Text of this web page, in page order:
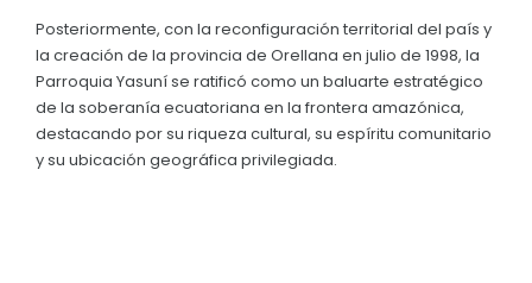
Cédulas presupuestarias y balances
Procesos de contratación
Ejecución Presupuestaria
Obras y proyectos
Posteriormente, con la reconfiguración territorial del país y
la creación de la provincia de Orellana en julio de 1998, la
Parroquia Yasuní se ratificó como un baluarte estratégico
de la soberanía ecuatoriana en la frontera amazónica,
destacando por su riqueza cultural, su espíritu comunitario
y su ubicación geográfica privilegiada.